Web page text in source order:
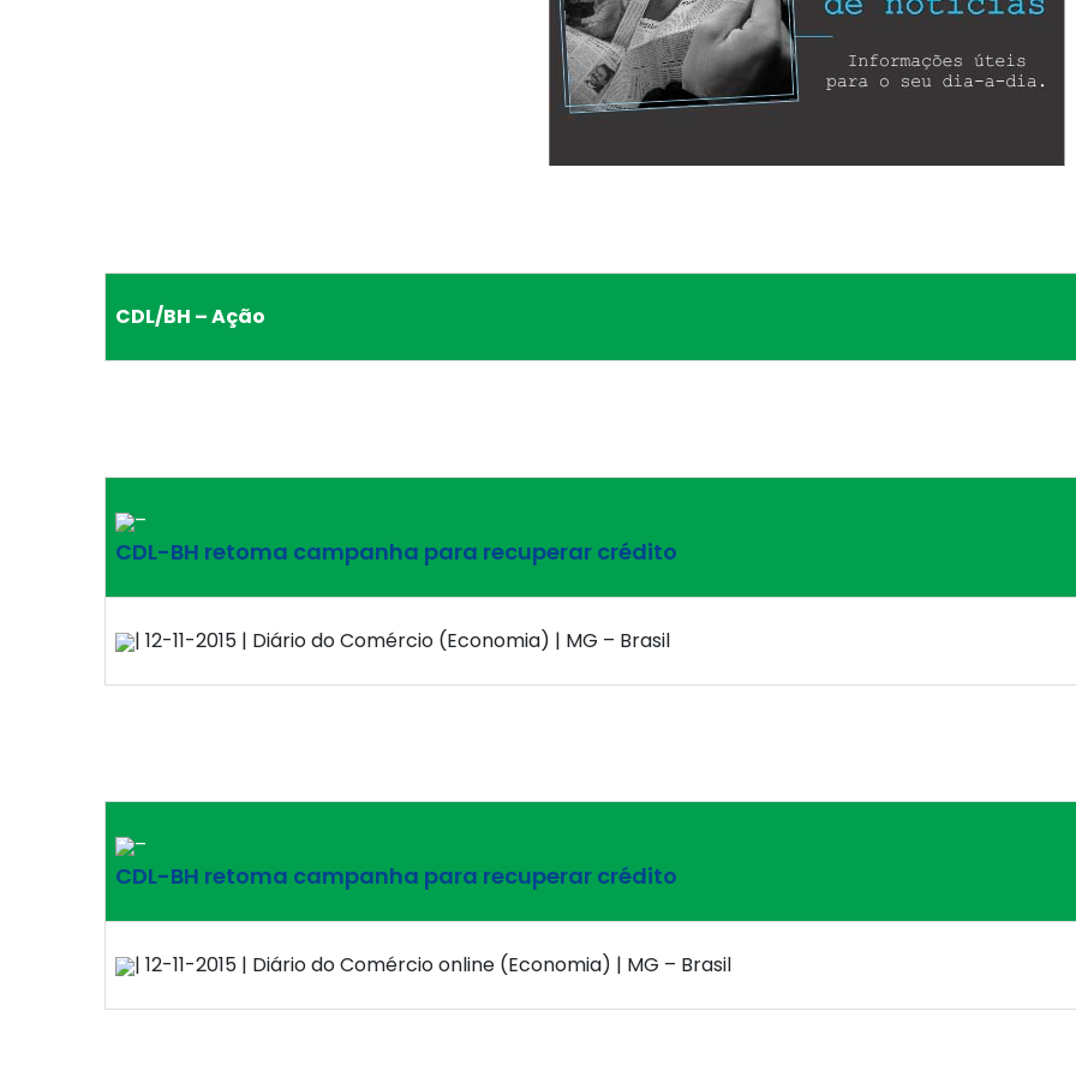
CDL/BH – Ação
–
CDL-BH retoma campanha para recuperar crédito
| 12-11-2015 | Diário do Comércio (Economia) | MG – Brasil
–
CDL-BH retoma campanha para recuperar crédito
| 12-11-2015 | Diário do Comércio online (Economia) | MG – Brasil